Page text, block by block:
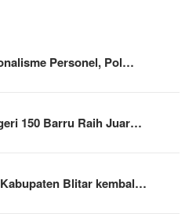
Personel, Pol…
150 Barru Raih Juar…
Blitar kembal…